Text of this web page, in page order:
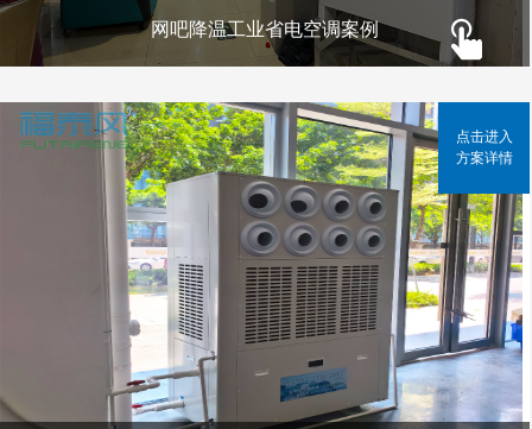
网吧降温工业省电空调案例
点击进入
方案详情